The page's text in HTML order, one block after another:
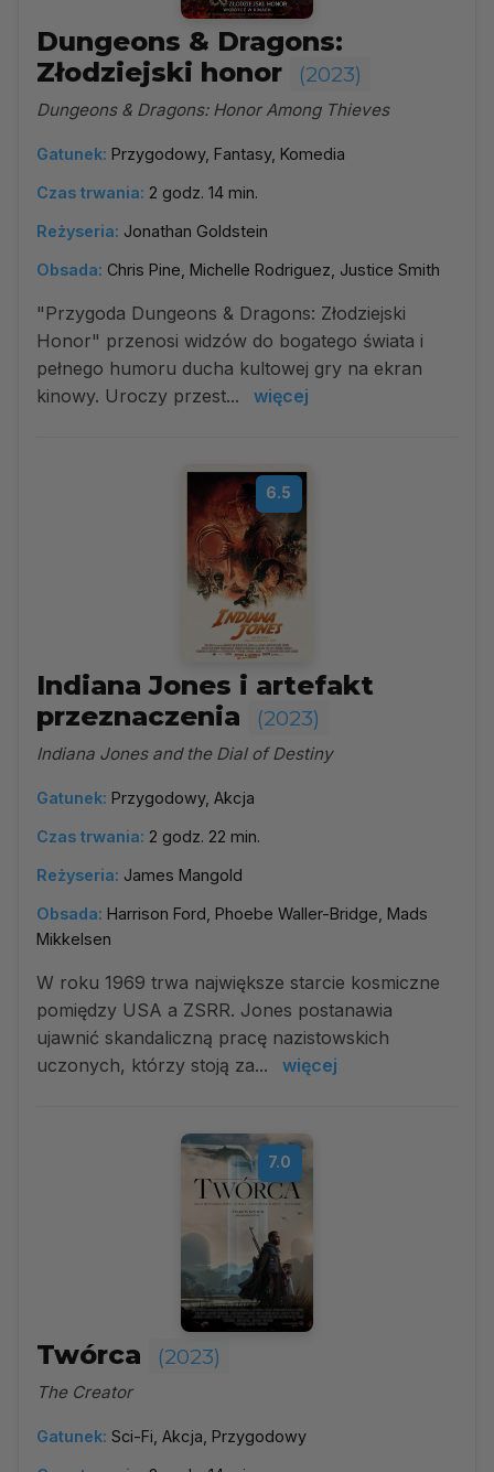
Dungeons & Dragons:
Złodziejski honor
(2023)
Dungeons & Dragons: Honor Among Thieves
Gatunek: Przygodowy, Fantasy, Komedia
Czas trwania: 2 godz. 14 min.
Reżyseria: Jonathan Goldstein
Obsada: Chris Pine, Michelle Rodriguez, Justice Smith
"Przygoda Dungeons & Dragons: Złodziejski
Honor" przenosi widzów do bogatego świata i
pełnego humoru ducha kultowej gry na ekran
kinowy. Uroczy przest...
więcej
6.5
Indiana Jones i artefakt
przeznaczenia
(2023)
Indiana Jones and the Dial of Destiny
Gatunek: Przygodowy, Akcja
Czas trwania: 2 godz. 22 min.
Reżyseria: James Mangold
Obsada: Harrison Ford, Phoebe Waller-Bridge, Mads
Mikkelsen
W roku 1969 trwa największe starcie kosmiczne
pomiędzy USA a ZSRR. Jones postanawia
ujawnić skandaliczną pracę nazistowskich
uczonych, którzy stoją za...
więcej
7.0
Twórca (2023)
The Creator
Gatunek: Sci-Fi, Akcja, Przygodowy